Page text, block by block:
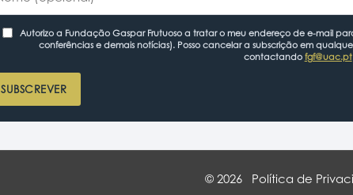
Autorizo a Fundação Gaspar Frutuoso a tratar o meu endereço de e-mail
conferências e demais notícias). Posso cancelar a subscrição em
contactando fgf@uac.pt
SUBSCREVER
© 2026 Política de